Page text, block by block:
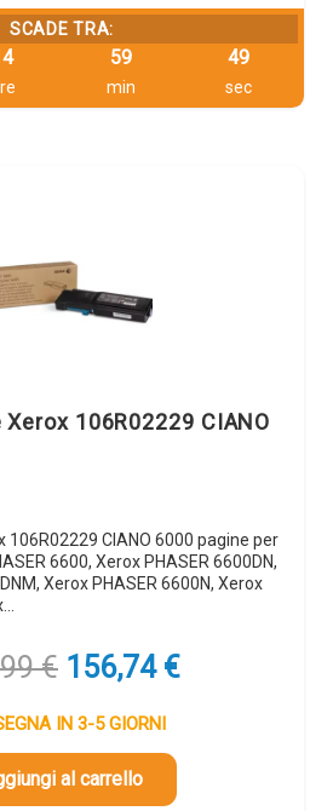
SCADE TRA:
59
min
48
sec
106R02229 CIANO
106R02229 CIANO 6000 pagine per
6600, Xerox PHASER 6600DN,
Xerox PHASER 6600N, Xerox
€ Il
originale
era:
164,99 €.
156,74 €Il
IN 3-5 GIORNI
al carrello